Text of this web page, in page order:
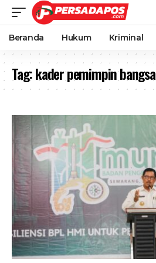
Beranda Hukum Kriminal
Tag:kader pemimpin bangsa